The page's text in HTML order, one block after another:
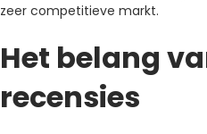
zeer competitieve markt.
Het belang
recensies